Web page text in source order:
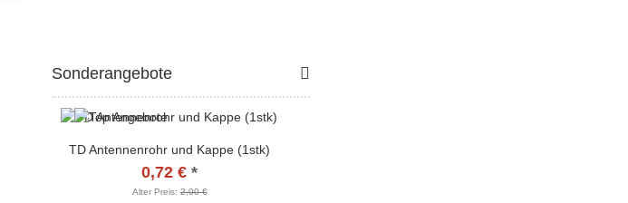
Sonderangebote
TD Antennenrohr und Kappe (1stk)
0,72 € *
Alter Preis:2,00 €